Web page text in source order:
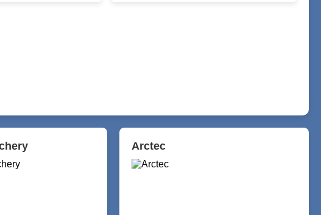
Arctec